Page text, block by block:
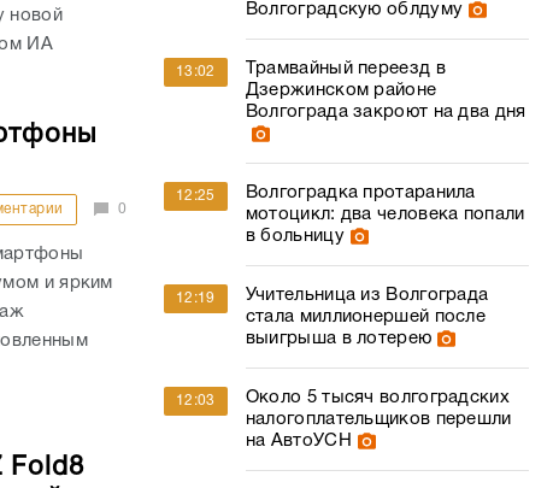
новой
ИА
0
и ярким
Fold8
Волгоградскую облдуму
13:02
Трамвайный переезд в
Дзержинском районе
Волгограда закроют на два дня
12:25
Волгоградка протаранила
мотоцикл: два человека попали
в больницу
12:19
Учительница из Волгограда
стала миллионершей после
выигрыша в лотерею
12:03
Около 5 тысяч волгоградских
налогоплательщиков перешли
на АвтоУСН